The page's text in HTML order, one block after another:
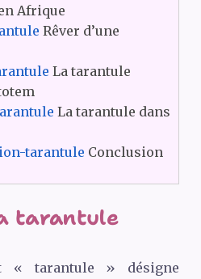
Afrique
Rêver d’une
La tarantule
La tarantule dans
tarantule Conclusion
tarantule
« tarantule » désigne